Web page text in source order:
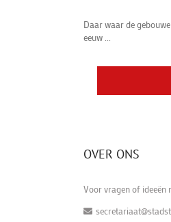
Daar waar de
eeuw ...
OVER ONS
Voor vragen of ideeën